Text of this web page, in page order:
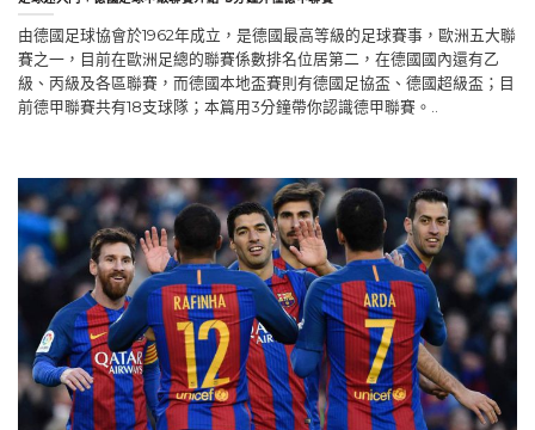
足球迷入門∣德國足球甲級聯賽介紹-3分鐘弄懂德甲聯賽
由德國足球協會於1962年成立，是德國最高等級的足球賽事，歐洲五大聯
賽之一，目前在歐洲足總的聯賽係數排名位居第二，在德國國內還有乙
級、丙級及各區聯賽，而德國本地盃賽則有德國足協盃、德國超級盃；目
前德甲聯賽共有18支球隊；本篇用3分鐘帶你認識德甲聯賽。..